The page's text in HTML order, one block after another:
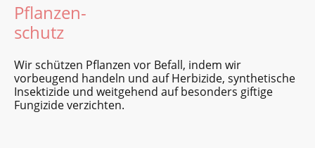
Pflanzen-
schutz
Wir schützen Pflanzen vor Befall, indem wir
vorbeugend handeln und auf Herbizide, synthetische
Insektizide und weitgehend auf besonders giftige
Fungizide verzichten.